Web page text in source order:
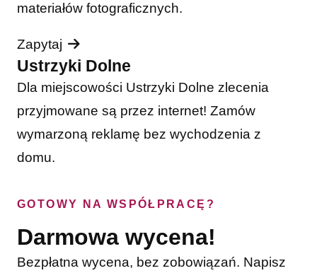
materiałów fotograficznych.
Zapytaj
Ustrzyki Dolne
Dla miejscowości Ustrzyki Dolne zlecenia
przyjmowane są przez internet! Zamów
wymarzoną reklamę bez wychodzenia z
domu.
GOTOWY NA WSPÓŁPRACĘ?
Darmowa wycena!
Bezpłatna wycena, bez zobowiązań. Napisz